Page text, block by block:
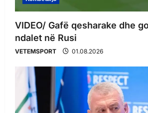
VIDEO/ Gafë qesharake dhe
ndalet në Rusi
VETEMSPORT 01.08.2026